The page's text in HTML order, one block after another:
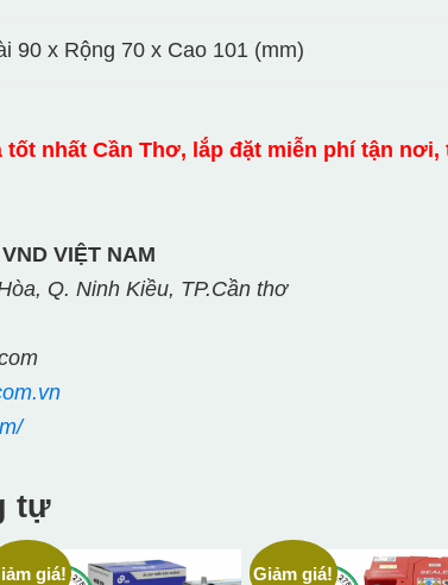
90 x Rộng 70 x Cao 101 (mm)
tốt nhất Cần Thơ, lắp đặt miễn phí tận
VIỆT NAM
Q. Ninh Kiều, TP.Cần thơ
tự
giá! Giảm giá!